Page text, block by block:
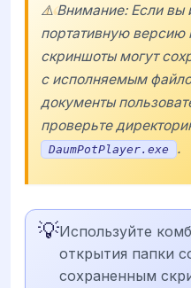
⚠️ Внимание: Если вы
портативную версию
скриншоты могут
с исполняемым
документы
проверьте
DaumPotPlayer.exe .
💡Используйте
открытия папки
сохраненным